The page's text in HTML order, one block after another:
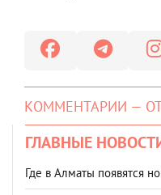
КОММЕНТАРИИ —
ГЛАВНЫЕ
Где в Алматы появятся